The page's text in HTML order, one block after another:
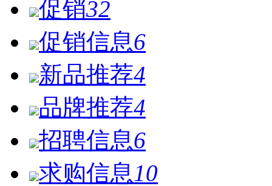
促销32
促销信息6
新品推荐4
品牌推荐4
招聘信息6
求购信息 10